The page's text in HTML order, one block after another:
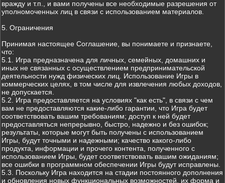
вражду и т.п., и вами получены все необходимые разрешения от
уполномоченных лиц в связи с использованием материалов.
5. Ограничения
Принимая настоящее Соглашение, вы понимаете и признаете,
что:
5.1. Игра предназначена для личных, семейных, домашних и
иных не связанных с осуществлением предпринимательской
деятельности нужд физических лиц. Использование Игры в
коммерческих целях, в том числе для извлечения любых доходов,
не допускается.
5.2. Игра предоставляется на условиях "как есть", в связи с чем
вам не предоставляются какие-либо гарантии, что Игра будет
соответствовать вашим требованиям; доступ к ней будет
предоставляться непрерывно, быстро, надежно и без ошибок;
результаты, которые могут быть получены с использованием
Игры, будут точными и надежными; качество какого-либо
продукта, информации и прочего контента, полученного с
использованием Игры, будет соответствовать вашим ожиданиям;
все ошибки в программном обеспечении Игры будут исправлены.
5.3. Поскольку Игра находится на стадии постоянного дополнения
и обновления новых функциональных возможностей, их форма и